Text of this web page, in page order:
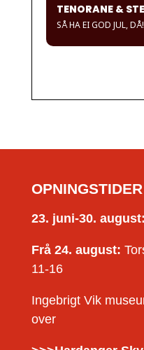
TENORANE &
SÅ HA EI GOD JUL, DÅ!
OPNINGSTIDER
23. juni-30. august:
Frå 24. august:
11-16
Ingebrigt Vik
over